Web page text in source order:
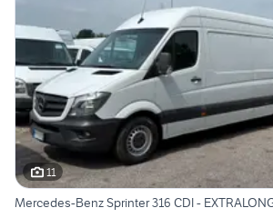
11
Mercedes-Benz Sprinter 316 CDI -